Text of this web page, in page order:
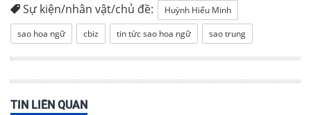
Sự kiện/nhân vật/chủ đề:
Huỳnh Hiểu Minh
sao hoa ngữ
cbiz tin tức sao hoa ngữ sao trung
TIN LIÊN QUAN